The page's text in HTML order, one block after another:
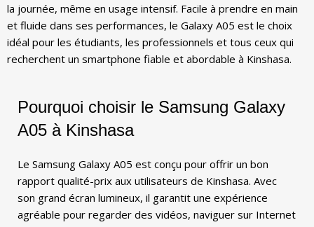
la journée, même en usage intensif. Facile à prendre en main
et fluide dans ses performances, le Galaxy A05 est le choix
idéal pour les étudiants, les professionnels et tous ceux qui
recherchent un smartphone fiable et abordable à Kinshasa.
Pourquoi choisir le Samsung Galaxy
A05 à Kinshasa
Le Samsung Galaxy A05 est conçu pour offrir un bon
rapport qualité-prix aux utilisateurs de Kinshasa. Avec
son grand écran lumineux, il garantit une expérience
agréable pour regarder des vidéos, naviguer sur Internet